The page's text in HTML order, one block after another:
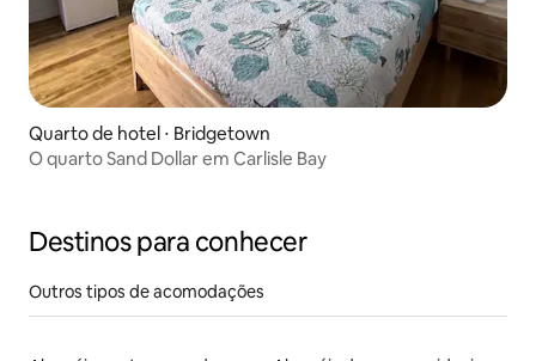
Quarto de hotel ⋅ Bridgetown
O quarto Sand Dollar em Carlisle Bay
Destinos para conhecer
Outros tipos de acomodações